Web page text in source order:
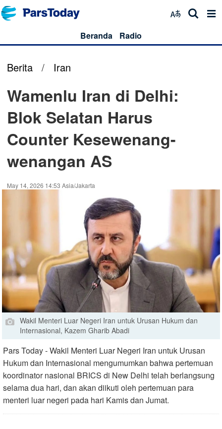
Beranda Radio
Berita / Iran
Wamenlu Iran di Delhi:
Blok Selatan Harus
Counter Kesewenang-
wenangan AS
May 14, 2026 14:53 Asia/Jakarta
Wakil Menteri Luar Negeri Iran untuk Urusan Hukum dan
Internasional, Kazem Gharib Abadi
Pars Today - Wakil Menteri Luar Negeri Iran untuk Urusan
Hukum dan Internasional mengumumkan bahwa pertemuan
koordinator nasional BRICS di New Delhi telah berlangsung
selama dua hari, dan akan diikuti oleh pertemuan para
menteri luar negeri pada hari Kamis dan Jumat.